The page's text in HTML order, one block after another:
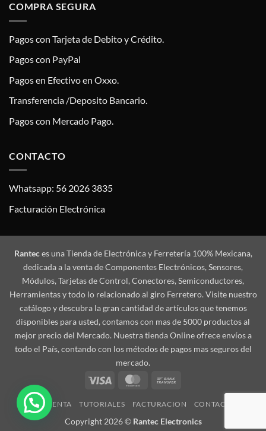
COMPRA SEGURA
Pagos con Tarjeta de Debito y Crédito.
Pagos con PayPal
Pagos en Efectivo en Oxxo.
Transferencia /Deposito Bancario.
Pagos con Mercado Pago.
CONTACTO
Whatsapp: 56 2026 3835
Facturación Electrónica
Ranteces una Tienda de Electrónica y Ferretería 100% Mexicana,
dedicada a la venta de Componentes Electrónicos, Sensores,
Módulos, Tarjetas de Control, Conectores, Semiconductores,
Herramientas y todo lo relacionado al giro Ferretero. Visite nuestro
catálogo y descubra la gran cantidad de artículos que tenemos
disponibles para usted, contamos con mas de 5000 productos al
mejor precio del Mercado. Nuestra tienda Online ofrece envíos a
todo el País, contando con los métodos de pagos mas seguros del
mercado.
Visa
MasterCard
MI CUENTA TUTORIALES FACTURACION CONTACTO
Copyright 2026 © Rantec Electronics